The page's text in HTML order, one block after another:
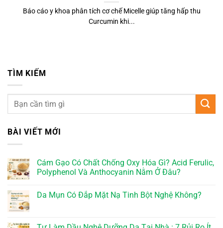
Báo cáo y khoa phân tích cơ chế Micelle giúp tăng hấp thu
Curcumin khi...
TÌM KIẾM
BÀI VIẾT MỚI
Cám Gạo Có Chất Chống Oxy Hóa Gì? Acid Ferulic,
Polyphenol Và Anthocyanin Nằm Ở Đâu?
Da Mụn Có Đắp Mặt Nạ Tinh Bột Nghệ Không?